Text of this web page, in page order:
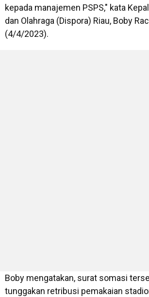
kepada manajemen PSPS," kata
dan Olahraga (Dispora) Riau, Boby
(4/4/2023).
Boby mengatakan, surat somasi
tunggakan retribusi pemakaian